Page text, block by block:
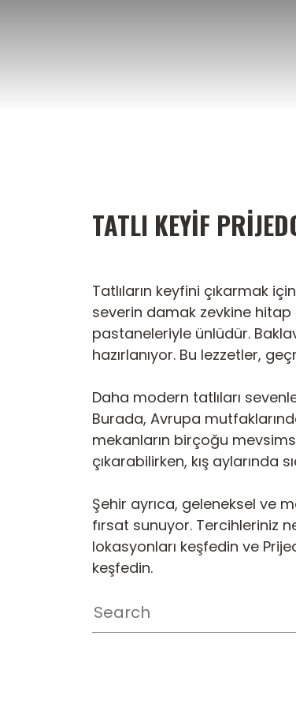
TATLI KEYIF
Tatlıların keyfini çıkarmak
severin damak zevkine hitap
pastaneleriyle ünlüdür.
hazırlanıyor. Bu lezzetler,
Daha modern tatlıları
Burada, Avrupa
mekanların birçoğu
çıkarabilirken, kış aylarında
Şehir ayrıca, geleneksel ve
fırsat sunuyor. Tercihleriniz
lokasyonları keşfedin ve
keşfedin.